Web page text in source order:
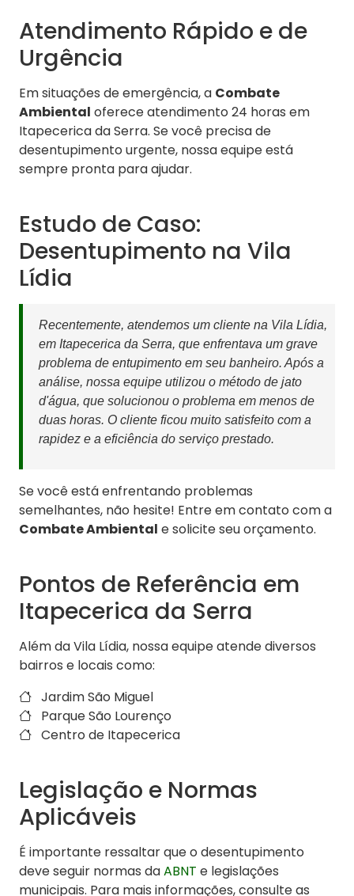
Atendimento Rápido e de
Urgência
Em situações de emergência, a Combate
Ambiental oferece atendimento 24 horas em
Itapecerica da Serra. Se você precisa de
desentupimento urgente, nossa equipe está
sempre pronta para ajudar.
Estudo de Caso:
Desentupimento na Vila
Lídia
Recentemente, atendemos um cliente na Vila Lídia,
em Itapecerica da Serra, que enfrentava um grave
problema de entupimento em seu banheiro. Após a
análise, nossa equipe utilizou o método de jato
d'água, que solucionou o problema em menos de
duas horas. O cliente ficou muito satisfeito com a
rapidez e a eficiência do serviço prestado.
Se você está enfrentando problemas
semelhantes, não hesite! Entre em contato com a
Combate Ambiental e solicite seu orçamento.
Pontos de Referência em
Itapecerica da Serra
Além da Vila Lídia, nossa equipe atende diversos
bairros e locais como:
Jardim São Miguel
Parque São Lourenço
Centro de Itapecerica
Legislação e Normas
Aplicáveis
É importante ressaltar que o desentupimento
deve seguir normas daABNT e legislações
municipais. Para mais informações, consulte as